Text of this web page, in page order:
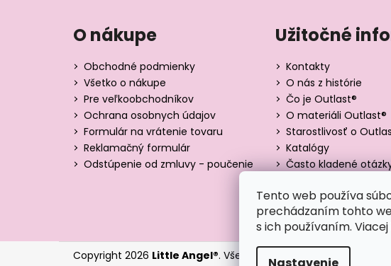
Tento web používa
prechádzaním tohto
s ich používaním.
O nákupe
Obchodné podmienky
Všetko o nákupe
Pre veľkoobchodníkov
Ochrana osobnych údajov
Formulár na vrátenie tovaru
Reklamačný formulár
Odstúpenie od zmluvy - poučenie
Užitočné
Kontakty
O nás z histórie
Čo je Outlast®
O materiáli Outlast®
Starostlivosť o
Katalógy
Často kladené
Blog
Copyright 2026 Little Angel®. Všetky práva vyhradené.